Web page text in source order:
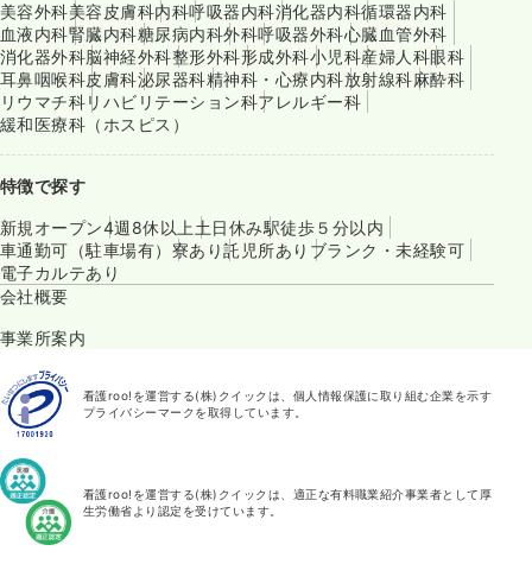
美容外科美容皮膚科内科呼吸器内科消化器内科循環器内科
血液内科腎臓内科糖尿病内科外科呼吸器外科心臓血管外科
消化器外科脳神経外科整形外科形成外科小児科産婦人科眼科
耳鼻咽喉科皮膚科泌尿器科精神科・心療内科放射線科麻酔科
リウマチ科リハビリテーション科アレルギー科
緩和医療科（ホスピス）
特徴で探す
新規オープン4週8休以上 土日休み駅徒歩５分以内
車通勤可（駐車場有） 寮あり託児所あり ブランク・未経験可
電子カルテあり
会社概要
事業所案内
看護roo!を運営する(株)クイックは、個人情報保護に取り組む企業を示す
プライバシーマークを取得しています。
看護roo!を運営する(株)クイックは、適正な有料職業紹介事業者として厚
生労働省より認定を受けています。